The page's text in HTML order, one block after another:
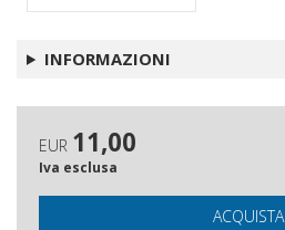
INFORMAZIONI
EUR 11,00
Iva esclusa
ACQUISTA